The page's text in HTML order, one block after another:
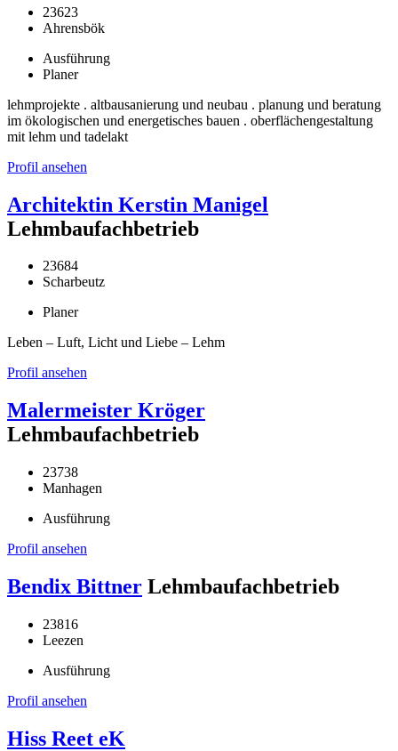
23623
Ahrensbök
Ausführung
Planer
lehmprojekte . altbausanierung und neubau . planung und beratung
im ökologischen und energetisches bauen . oberflächengestaltung
mit lehm und tadelakt
Profil ansehen
Architektin Kerstin Manigel
Lehmbaufachbetrieb
23684
Scharbeutz
Planer
Leben – Luft, Licht und Liebe – Lehm
Profil ansehen
Malermeister Kröger
Lehmbaufachbetrieb
23738
Manhagen
Ausführung
Profil ansehen
Bendix Bittner Lehmbaufachbetrieb
23816
Leezen
Ausführung
Profil ansehen
Hiss Reet eK